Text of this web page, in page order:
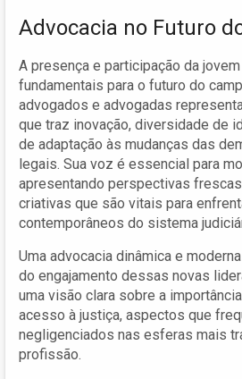
Advocacia no Futuro
A presença e participação da
fundamentais para o futuro do
advogados e advogadas
que traz inovação, diversidade de
de adaptação às mudanças das
legais. Sua voz é essencial para
apresentando perspectivas
criativas que são vitais para
contemporâneos do sistema
Uma advocacia dinâmica e
do engajamento dessas novas
uma visão clara sobre a
acesso à justiça, aspectos que
negligenciados nas esferas mais
profissão.